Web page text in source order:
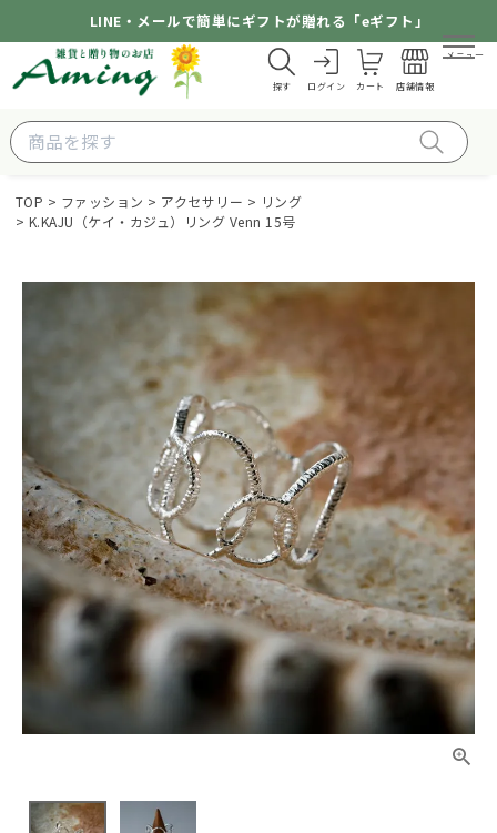
LINE・メールで簡単にギフトが贈れる「eギフト」
探す ログイン カート 店舗情報
メニュー
TOP ファッション アクセサリー
リング
K.KAJU（ケイ・カジュ）リング Venn 15号